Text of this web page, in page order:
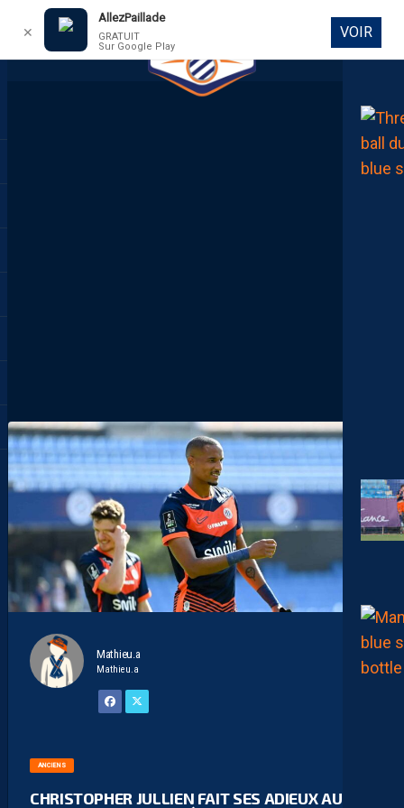
DIRECT
Mathieu.a
Mathieu.a
ANCIENS
CHRISTOPHER JULLIEN FAIT SES ADIEUX AU
✕
AllezPaillade
GRATUIT
Sur Google Play
VOIR